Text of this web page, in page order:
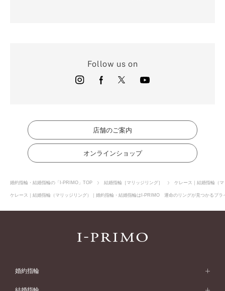
Follow us on
店舗のご案内
オンラインショップ
婚約指輪・結婚指輪の「I-PRIMO」TOP 結婚指輪［マリッジリング］ ケレース｜結婚指輪（
ケレース｜結婚指輪（マリッジリング）｜婚約指輪・結婚指輪はI-PRIMO 運命のリングが見つかるブ
婚約指輪
婚約指輪 (エンゲージリング)